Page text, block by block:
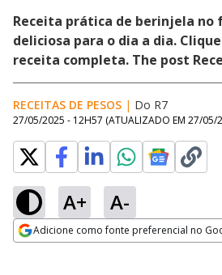
Receita prática de berinjela no
deliciosa para o dia a dia.
receita completa. The post
RECEITAS DE PESOS | Do R7
27/05/2025 - 12H57 (ATUALIZADO EM 27/05/
A+ A-
Adicione como fonte preferencial no